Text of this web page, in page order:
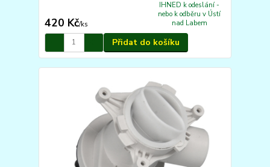
420 Kč/ks
IHNED k odeslání -
nebo k odběru v Ústí
nad Labem
Přidat do košíku